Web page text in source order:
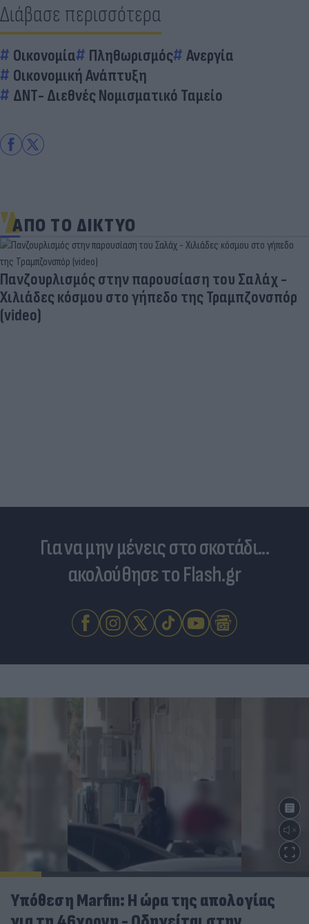
Διάβασε περισσότερα
Οικονομία Πληθωρισμός
Ανεργία
Οικονομική Ανάπτυξη
ΔΝΤ- Διεθνές Νομισματικό Ταμείο
ΑΠΟ ΤΟ ΔΙΚΤΥΟ
Πανζουρλισμός στην παρουσίαση του Σαλάχ -
Χιλιάδες κόσμου στο γήπεδο της Τραμπζονσπόρ
(video)
Για να μην μένεις στο σκοτάδι...
ακολούθησε το Flash.gr
Υπόθεση Marfin: Η ώρα της απολογίας